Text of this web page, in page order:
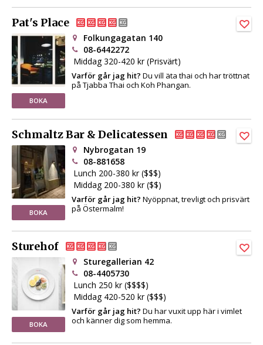
Pat's Place
BOKA
Folkungagatan 140
08-6442272
Middag 320-420 kr (Prisvärt)
Varför går jag hit? Du vill äta thai och har tröttnat
på Tjabba Thai och Koh Phangan.
Schmaltz Bar & Delicatessen
BOKA
Nybrogatan 19
08-881658
Lunch 200-380 kr ($$$)
Middag 200-380 kr ($$)
Varför går jag hit? Nyöppnat, trevligt och prisvärt
på Östermalm!
Sturehof
BOKA
Sturegallerian 42
08-4405730
Lunch 250 kr ($$$$)
Middag 420-520 kr ($$$)
Varför går jag hit? Du har vuxit upp här i vimlet
och känner dig som hemma.